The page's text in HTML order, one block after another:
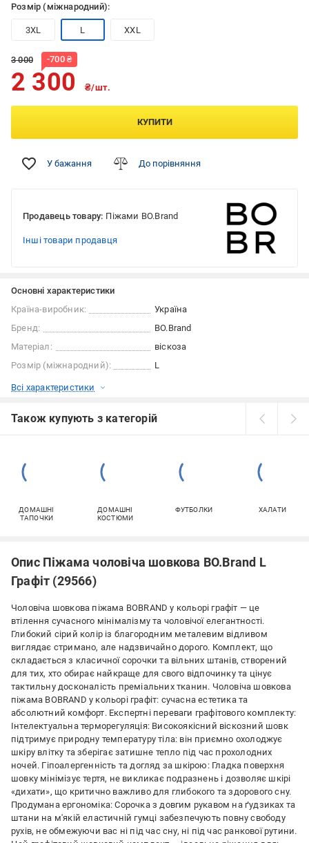
Розмір (міжнародний):
3XL L XXL
3 000 -700₴
2 300 ₴/шт.
КУПИТИ
У бажання До порівняння
Продавець товару: Піжами BO.Brand
Інші товари продавця
Основні характеристики
Країна-виробник:
Україна
Бренд:
BO.Brand
Матеріал:
віскоза
Розмір (міжнародний):
L
Всі характеристики
Також купують з категорій
ДОМАШНІ
ТАПОЧКИ
ДОМАШНІ
КОСТЮМИ
ФУТБОЛКИ ХАЛАТИ
Опис Піжама чоловіча шовкова BO.Brand L
Графіт (29566)
Чоловіча шовкова піжама BOBRAND у кольорі графіт — це
втілення сучасного мінімалізму та чоловічої елегантності.
Глибокий сірий колір із благородним металевим відливом
виглядає стримано, але надзвичайно дорого. Комплект, що
складається з класичної сорочки та вільних штанів, створений
для тих, хто обирає найкраще для свого відпочинку та цінує
тактильну досконалість преміальних тканин. Чоловіча шовкова
піжама BOBRAND у кольорі графіт: сучасна естетика та
абсолютний комфорт. Експертні переваги графітового комплекту:
Інтелектуальна терморегуляція: Високоякісний віскозний шовк
підтримує природну температуру тіла: він приємно охолоджує
шкіру влітку та зберігає затишне тепло під час прохолодних
ночей. Гіпоалергенність та догляд за шкірою: Гладка поверхня
шовку мінімізує тертя, не викликає подразнень і дозволяє шкірі
«дихати», що критично важливо для глибокого та здорового сну.
Продумана ергономіка: Сорочка з довгим рукавом на ґудзиках та
штани на м'якій еластичній гумці забезпечують повну свободу
рухів, не обмежуючи вас ні під час сну, ні під час ранкової рутини.